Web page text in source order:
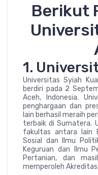
Berikut
1.
Universitas Syiah
berdiri pada 2
Aceh, Indonesia.
penghargaan dan
lain berhasil meraih
terbaik di Sumatera.
fakultas antara lain
Sosial dan Ilmu
Keguruan dan Ilmu
Pertanian, dan
memperoleh Akreditasi